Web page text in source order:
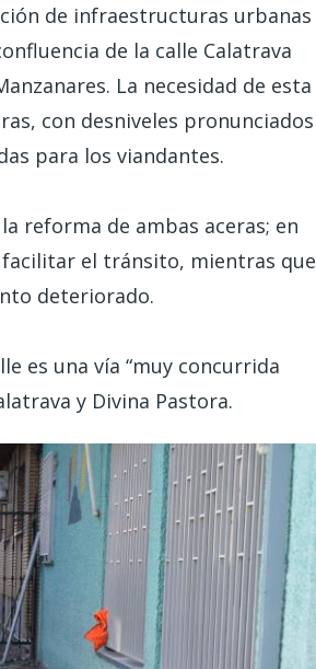
de infraestructuras urbanas
de la calle Calatrava
La necesidad de esta
con desniveles pronunciados
para los viandantes.
reforma de ambas aceras; en
facilitar el tránsito, mientras que
deteriorado.
es una vía “muy concurrida
y Divina Pastora.